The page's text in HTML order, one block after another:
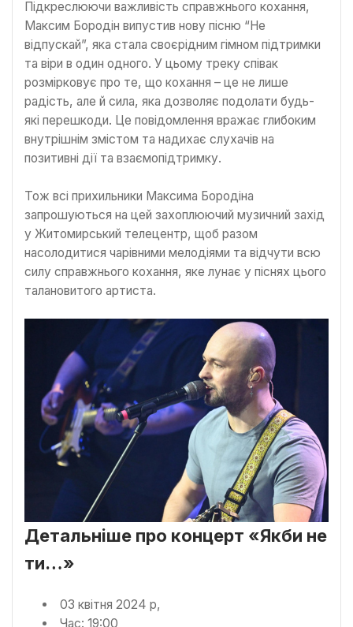
Підкреслюючи важливість справжнього кохання,
Максим Бородін випустив нову пісню “Не
відпускай”, яка стала своєрідним гімном підтримки
та віри в один одного. У цьому треку співак
розмірковує про те, що кохання – це не лише
радість, але й сила, яка дозволяє подолати будь-
які перешкоди. Це повідомлення вражає глибоким
внутрішнім змістом та надихає слухачів на
позитивні дії та взаємопідтримку.
Тож всі прихильники Максима Бородіна
запрошуються на цей захоплюючий музичний захід
у Житомирський телецентр, щоб разом
насолодитися чарівними мелодіями та відчути всю
силу справжнього кохання, яке лунає у піснях цього
талановитого артиста.
Детальніше про концерт «Якби не
ти…»
03 квітня 2024 р,
Час: 19:00